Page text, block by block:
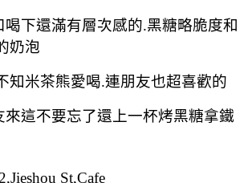
喝下還滿有層次感的.黑糖略脆度和
奶泡
知米茶熊愛喝.連朋友也超喜歡的
來這不要忘了還上一杯烤黑糖拿鐵
St,Cafe